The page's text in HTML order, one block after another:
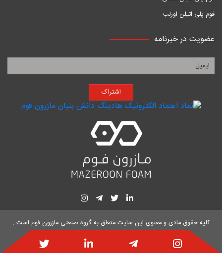
فوم پلی اتیلن اورلب
عضویت در خبرنامه
اشتراک
کلیه حقوق مادی و معنوی این سایت متعلق بهگروه صنعتی مازرون فوم است .
طراحی سایت و سئو توسط